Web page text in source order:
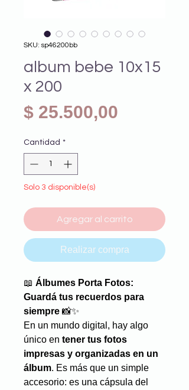
SKU: sp46200bb
album bebe 10x15
x 200
$ 25.500,00
Cantidad *
Solo 3 disponible(s)
Agregar al carrito
Realizar compra
📖 Álbumes Porta Fotos:
Guardá tus recuerdos para
siempre 📸✨
En un mundo digital, hay algo
único en tener tus fotos
impresas y organizadas en un
álbum. Es más que un simple
accesorio: es una cápsula del